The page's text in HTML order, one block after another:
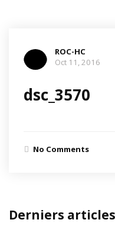
ROC-HC
Oct 11, 2016
dsc_3570
No Comments
Derniers articles